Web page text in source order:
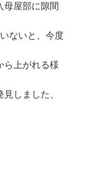
母屋部に隙間
ないと、今度
ら上がれる様
しました、